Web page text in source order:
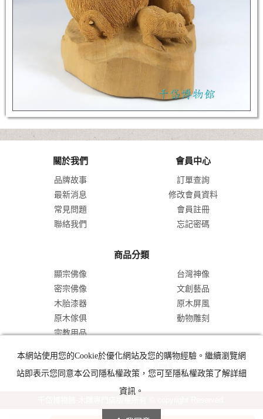
關於我們
品牌故事
最新消息
常見問題
聯絡我們
會員中心
訂單查詢
修改會員資料
會員註冊
忘記密碼
商品分類
顯宗佛像
台灣神像
密宗佛像
文創藝品
木胎漆器
原木屏風
原木傢俱
動物雕刻
宗教用品
本網站使用您的Cookie於優化網站及您的購物經驗。繼續瀏覽網
站即表示您同意本公司隱私權政策，您可至隱私權政策了解詳細
資訊。